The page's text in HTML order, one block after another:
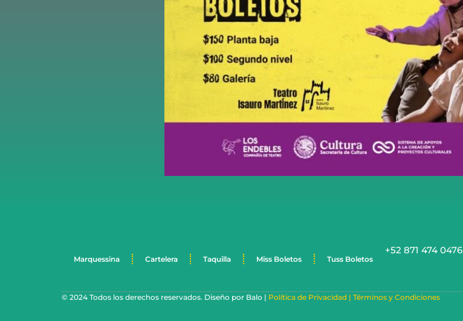
Marquessina Cartelera Taquilla Miss Boletos Tuss Boletos
+52 871 474 0476
© 2024 Todos los derechos reservados. Diseño por Balo | Política de Privacidad | Términos y Condiciones